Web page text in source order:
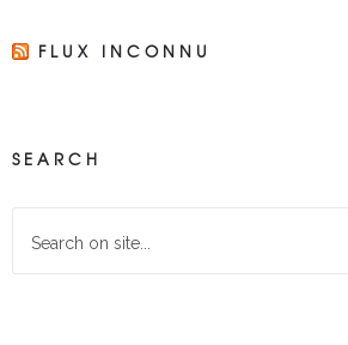
FLUX INCONNU
SEARCH